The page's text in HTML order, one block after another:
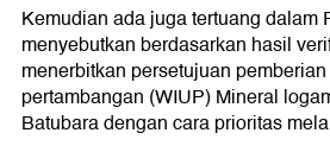
Kemudian ada juga tertuang dalam
menyebutkan berdasarkan hasil
menerbitkan persetujuan
pertambangan (WIUP) Mineral
Batubara dengan cara prioritas